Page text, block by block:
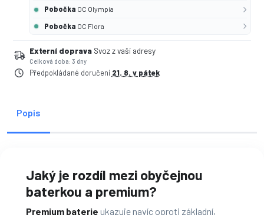
Pobočka OC Olympia
Pobočka OC Flora
Externí doprava Svoz z vaší adresy
Celková doba: 3 dny
Předpokládané doručení 21. 8. v pátek
Popis
Jaký je rozdíl mezi obyčejnou
baterkou a premium?
Premium baterie ukazuje navíc oproti základní,